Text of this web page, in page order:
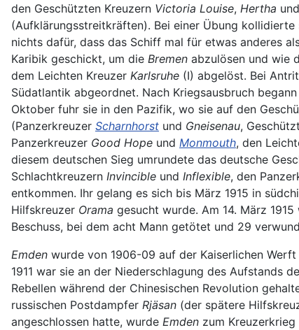
den Geschützten Kreuzern Victoria Louise, Hertha und
(Aufklärungsstreitkräften). Bei einer Übung kollidierte
nichts dafür, dass das Schiff mal für etwas anderes
Karibik geschickt, um die Bremen abzulösen und wie
dem Leichten Kreuzer Karlsruhe (I) abgelöst. Bei
Südatlantik abgeordnet. Nach Kriegsausbruch
Oktober fuhr sie in den Pazifik, wo sie auf den
(Panzerkreuzer Scharnhorst und Gneisenau,
Panzerkreuzer Good Hope und Monmouth, den
diesem deutschen Sieg umrundete das deutsche
Schlachtkreuzern Invincible und Inflexible, den
entkommen. Ihr gelang es sich bis März 1915 in
Hilfskreuzer Orama gesucht wurde. Am 14. März
Beschuss, bei dem acht Mann getötet und 29
Emden wurde von 1906-09 auf der Kaiserlichen
1911 war sie an der Niederschlagung des Aufstands
Rebellen während der Chinesischen Revolution
russischen Postdampfer Rjäsan (der spätere
angeschlossen hatte, wurde Emden zum